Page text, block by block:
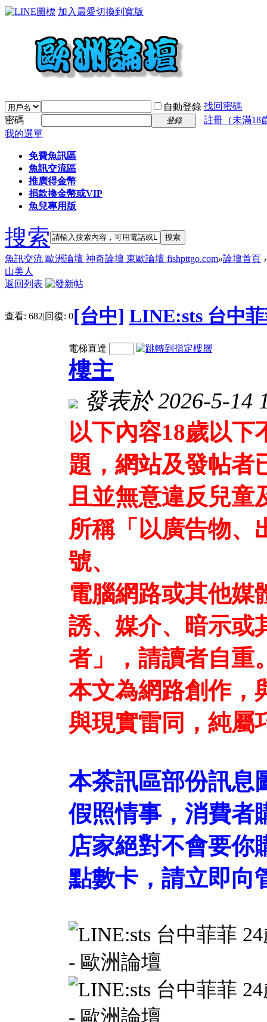
加入最愛切換到寬版
自動登錄 找回密碼
密碼
登錄
註冊（未滿18
我的選單
免費魚訊區
魚訊交流區
推廣得金幣
捐款換金幣或VIP
魚兒專用版
搜索 搜索
魚訊交流 歐洲論壇 神奇論壇 東歐論壇 fishpttgo.com»論壇首頁 ›
山美人
返回列表
查看: 682|回復: 0[台中] LINE:sts 台中
電梯直達
樓主
發表於 2026-5-14
以下內容18歲以下
題，網站及發帖者
且並無意違反兒童
所稱「以廣告物、
號、
電腦網路或其他媒
誘、媒介、暗示或
者」，請讀者自重
本文為網路創作，
與現實雷同，純屬
本茶訊區部份訊息
假照情事，消費者
店家絕對不會要你
點數卡，請立即向